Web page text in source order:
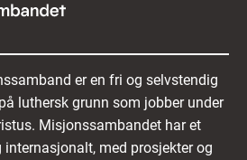
er en fri og selvstendig
luthersk grunn som jobber under
Misjonssambandet har et
med prosjekter og